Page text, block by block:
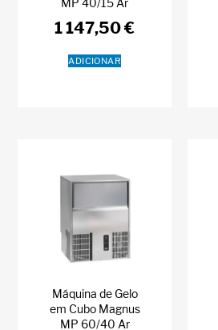
MP 40/15 Ar
1 147,50€
ADICIONAR
Máquina de Gelo
em Cubo Magnus
MP 60/40 Ar